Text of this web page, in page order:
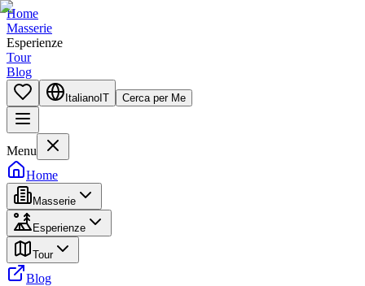
Home
Masserie
Esperienze
Tour
Blog
Italiano IT Cerca per Me
Menu
Home
Masserie
Esperienze
Tour
Blog